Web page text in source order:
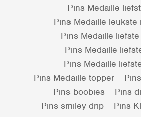
Pins Medaille
Pins Medaille leukste
Pins Medaille liefste
Pins Medaille
Pins Medaille
Pins Medaille topper
Pins boobies
Pins
Pins smiley drip
Pins